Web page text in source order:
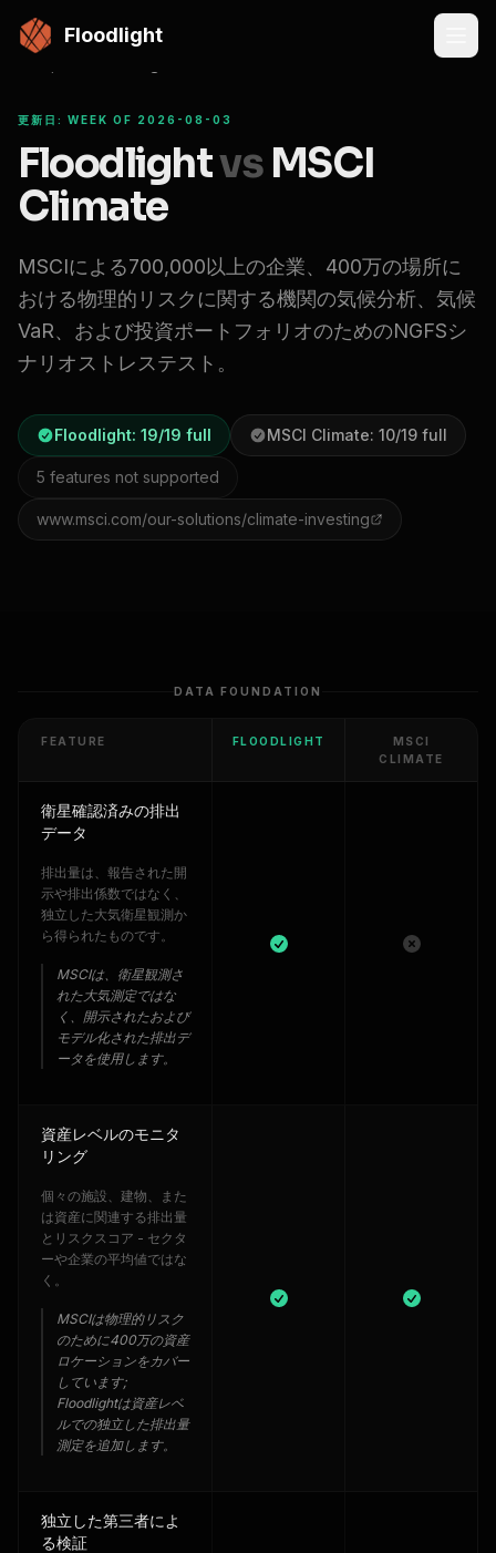
メインコンテンツにスキップ
Floodlight
更新日: WEEK OF 2026-08-03
Floodlightvs MSCI
Climate
MSCIによる700,000以上の企業、400万の場所に
おける物理的リスクに関する機関の気候分析、気候
VaR、および投資ポートフォリオのためのNGFSシ
ナリオストレステスト。
Floodlight: 19/19 full MSCI Climate: 10/19 full
5 features not supported
www.msci.com/our-solutions/climate-investing
DATA FOUNDATION
FEATURE FLOODLIGHT
MSCI
CLIMATE
衛星確認済みの排出
データ
排出量は、報告された開
示や排出係数ではなく、
独立した大気衛星観測か
ら得られたものです。
MSCIは、衛星観測さ
れた大気測定ではな
く、開示されたおよび
モデル化された排出デ
ータを使用します。
資産レベルのモニタ
リング
個々の施設、建物、また
は資産に関連する排出量
とリスクスコア - セクタ
ーや企業の平均値ではな
く。
MSCIは物理的リスク
のために400万の資産
ロケーションをカバー
しています;
Floodlightは資産レベ
ルでの独立した排出量
測定を追加します。
独立した第三者によ
る検証